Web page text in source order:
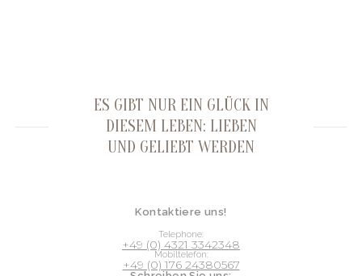
ES GIBT NUR EIN GLÜCK IN
DIESEM LEBEN: LIEBEN
UND GELIEBT WERDEN
Kontaktiere uns!
Telephone:
+49 (0) 4321 3342348
Mobiltelefon:
+49 (0) 176 24380567